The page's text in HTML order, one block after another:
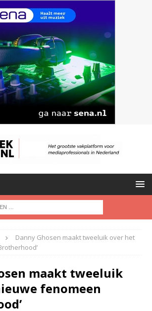
Danny Ghosen maakt tweeluik over het
maakt tweeluik
fenomeen